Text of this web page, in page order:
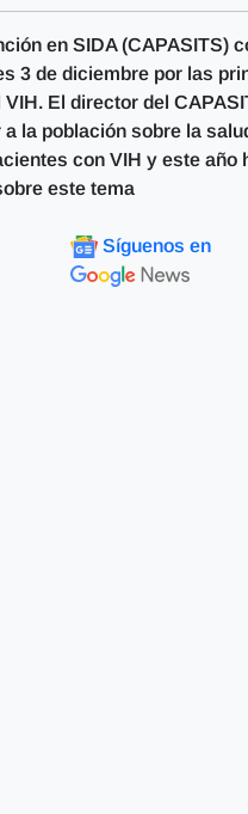
en SIDA (CAPASITS)
3 de diciembre por las
El director del
la población sobre la
con VIH y este
este tema
Síguenos en